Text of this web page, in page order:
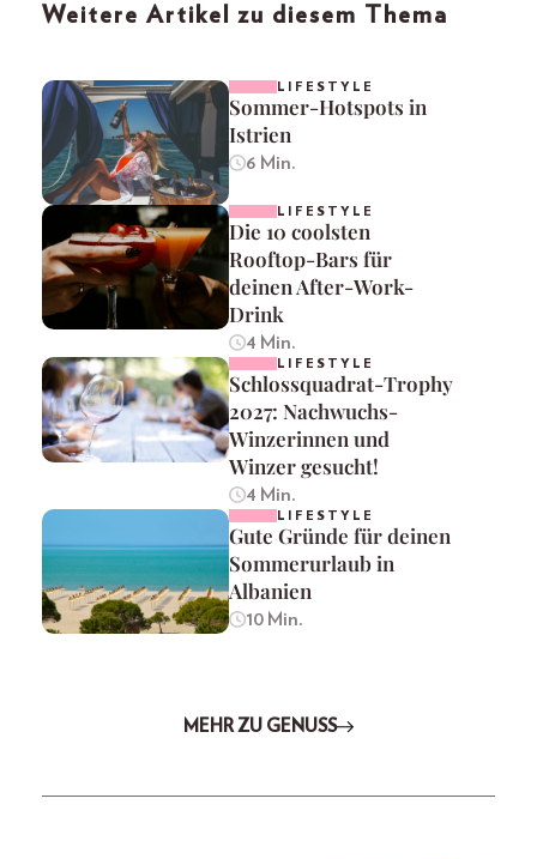
Weitere Artikel zu diesem Thema
LIFESTYLE
Sommer-Hotspots in
Istrien
6 Min.
LIFESTYLE
Die 10 coolsten
Rooftop-Bars für
deinen After-Work-
Drink
4 Min.
LIFESTYLE
Schlossquadrat-Trophy
2027: Nachwuchs-
Winzerinnen und
Winzer gesucht!
4 Min.
LIFESTYLE
Gute Gründe für deinen
Sommerurlaub in
Albanien
10 Min.
MEHR ZU GENUSS